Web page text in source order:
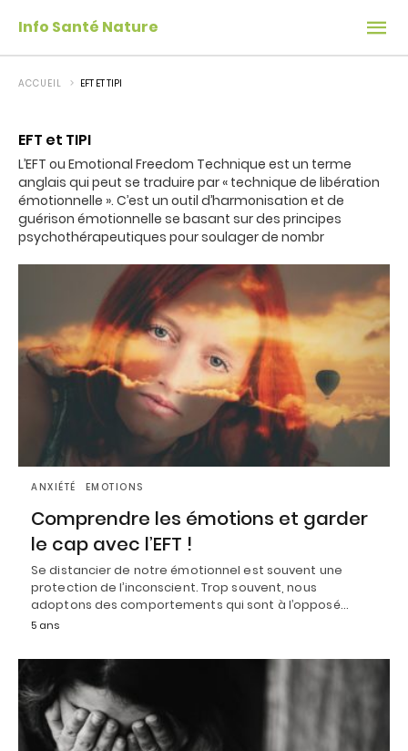
Info Santé Nature
ACCUEIL EFT ET TIPI
EFT et TIPI
L’EFT ou Emotional Freedom Technique est un terme
anglais qui peut se traduire par « technique de libération
émotionnelle ». C’est un outil d’harmonisation et de
guérison émotionnelle se basant sur des principes
psychothérapeutiques pour soulager de nombr
ANXIÉTÉ EMOTIONS
Comprendre les émotions et garder
le cap avec l’EFT !
Se distancier de notre émotionnel est souvent une
protection de l’inconscient. Trop souvent, nous
adoptons des comportements qui sont à l’opposé…
5 ans